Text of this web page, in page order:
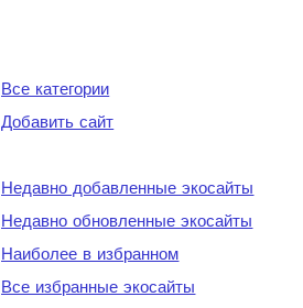
Все категории
Добавить сайт
Недавно добавленные экосайты
Недавно обновленные экосайты
Наиболее в избранном
Все избранные экосайты